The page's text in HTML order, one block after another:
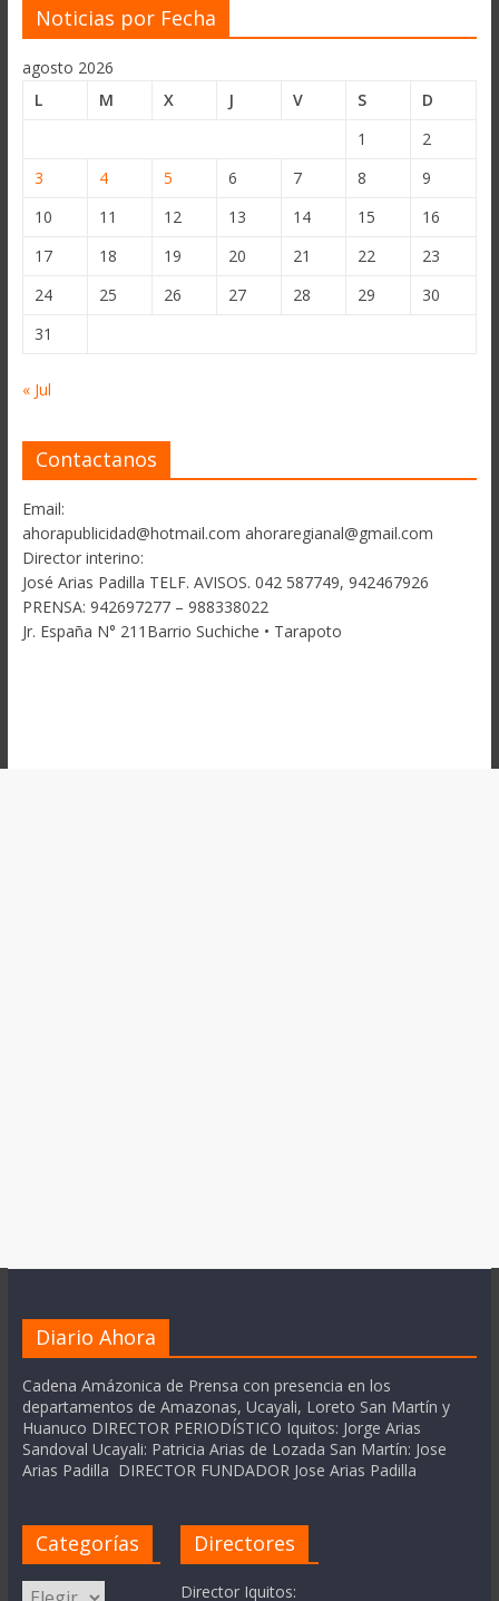
Noticias por Fecha
agosto 2026
L
M X J V S
D
1
2
3
4 5 6 7 8
9
10
11 12 13 14 15
16
17
18 19 20 21 22
23
24
25 26 27 28 29
30
31
« Jul
Contactanos
Email:
ahorapublicidad@hotmail.com ahoraregianal@gmail.com
Director interino:
José Arias Padilla TELF. AVISOS. 042 587749, 942467926
PRENSA: 942697277 – 988338022
Jr. España N° 211Barrio Suchiche • Tarapoto
Diario Ahora
Cadena Amázonica de Prensa con presencia en los
departamentos de Amazonas, Ucayali, Loreto San Martín y
Huanuco DIRECTOR PERIODÍSTICO Iquitos: Jorge Arias
Sandoval Ucayali: Patricia Arias de Lozada San Martín: Jose
Arias Padilla DIRECTOR FUNDADOR Jose Arias Padilla
Categorías
Categorías
Directores
Director Iquitos: